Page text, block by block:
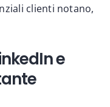
clienti notano,
e